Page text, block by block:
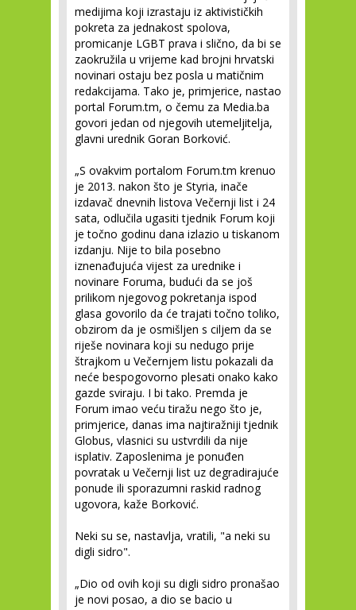
medijima koji izrastaju iz aktivističkih
pokreta za jednakost spolova,
promicanje LGBT prava i slično, da bi se
zaokružila u vrijeme kad brojni hrvatski
novinari ostaju bez posla u matičnim
redakcijama. Tako je, primjerice, nastao
portal Forum.tm, o čemu za Media.ba
govori jedan od njegovih utemeljitelja,
glavni urednik Goran Borković.
„S ovakvim portalom Forum.tm krenuo
je 2013. nakon što je Styria, inače
izdavač dnevnih listova Večernji list i 24
sata, odlučila ugasiti tjednik Forum koji
je točno godinu dana izlazio u tiskanom
izdanju. Nije to bila posebno
iznenađujuća vijest za urednike i
novinare Foruma, budući da se još
prilikom njegovog pokretanja ispod
glasa govorilo da će trajati točno toliko,
obzirom da je osmišljen s ciljem da se
riješe novinara koji su nedugo prije
štrajkom u Večernjem listu pokazali da
neće bespogovorno plesati onako kako
gazde sviraju. I bi tako. Premda je
Forum imao veću tiražu nego što je,
primjerice, danas ima najtiražniji tjednik
Globus, vlasnici su ustvrdili da nije
isplativ. Zaposlenima je ponuđen
povratak u Večernji list uz degradirajuće
ponude ili sporazumni raskid radnog
ugovora, kaže Borković.
Neki su se, nastavlja, vratili, "a neki su
digli sidro".
„Dio od ovih koji su digli sidro pronašao
je novi posao, a dio se bacio u